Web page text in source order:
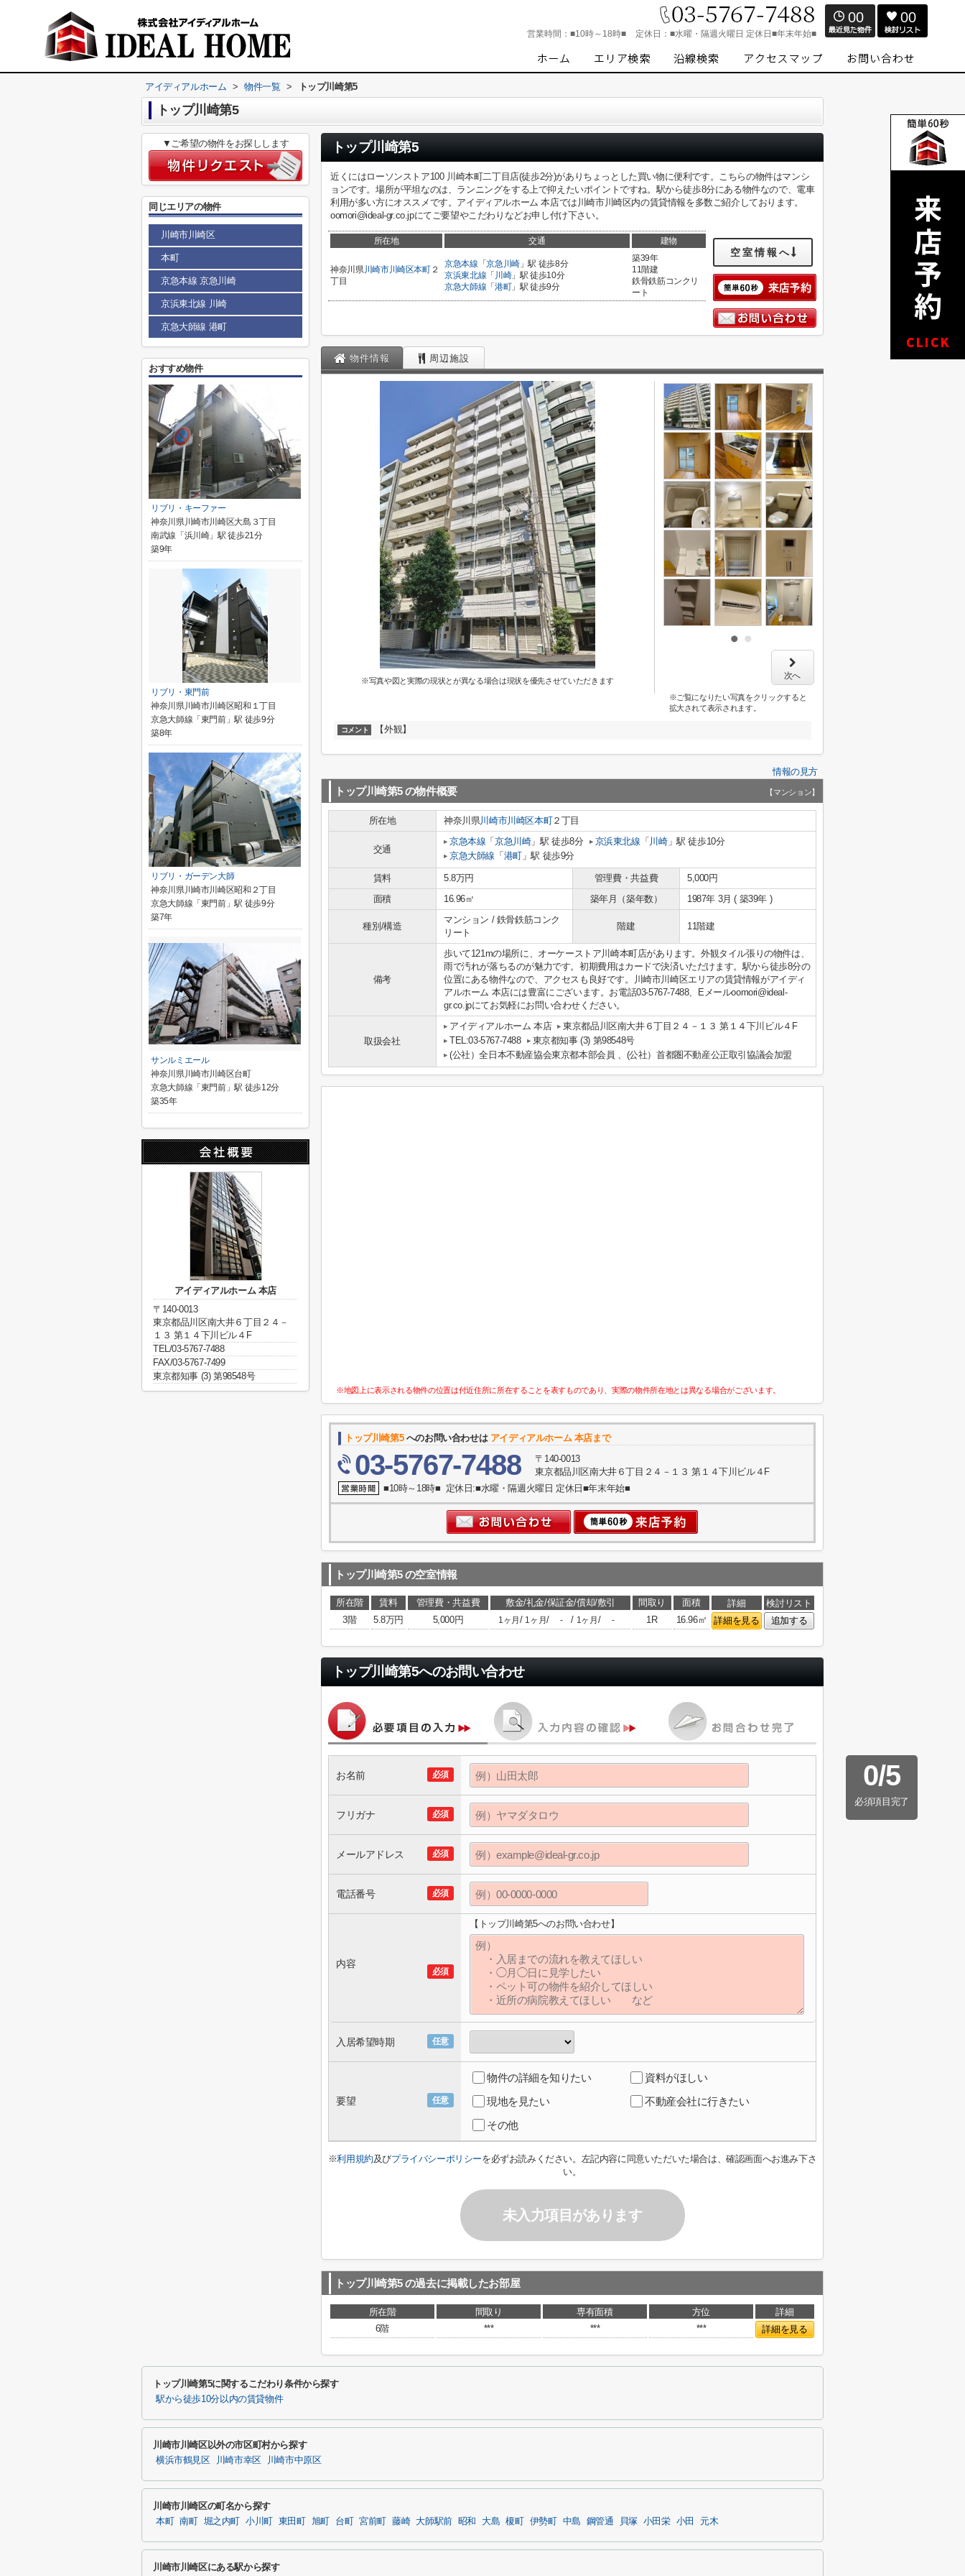
営業時間： ■10時～18時■ 定休日： ■水曜・隔週火曜日 定休日■年末年始■
00 00
アイディアルホーム > 物件一覧 > トップ川崎第5
トップ川崎第5
トップ川崎第5
近くにはローソンストア100 川崎本町二丁目店(徒歩2分)がありちょっとした買い物に便利です。こちらの物件はマンシ
ョンです。場所が平坦なのは、ランニングをする上で抑えたいポイントですね。駅から徒歩8分にある物件なので、電車
利用が多い方にオススメです。アイディアルホーム 本店では川崎市川崎区内の賃貸情報を多数ご紹介しております。
oomori@ideal-gr.co.jpにてご要望やこだわりなどお申し付け下さい。
所在地 交通 建物
神奈川県川崎市川崎区本町２
丁目
京急本線 「京急川崎」駅 徒歩8分
京浜東北線 「 川崎」駅 徒歩10分
京急大師線 「 港町」駅 徒歩9分
築39年
11階建
鉄骨鉄筋コンクリ
ート
空室情報へ
物件情報 周辺施設
※写真や図と実際の現状とが異なる場合は現状を優先させていただきます 次へ
※ご覧になりたい写真をクリックすると
拡大されて表示されます。
コメント 【外観】
情報の見方
トップ川崎第5の物件概要 【マンション】
所在地 神奈川県川崎市川崎区本町２丁目
交通
京急本線 「京急川崎」駅 徒歩8分 京浜東北線 「 川崎」駅 徒歩10分
京急大師線 「 港町」駅 徒歩9分
賃料 5.8万円 管理費・共益費
5,000円
面積
16.96㎡ 築年月（築年数） 1987年 3月 ( 築39年 )
種別/構造
マンション / 鉄骨鉄筋コンク
リート
階建 11階建
備考
歩いて121mの場所に、オーケーストア川崎本町店があります。外観タイル張りの物件は、
雨で汚れが落ちるのが魅力です。初期費用はカードで決済いただけます。駅から徒歩8分の
位置にある物件なので、アクセスも良好です。川崎市川崎区エリアの賃貸情報がアイディ
アルホーム 本店には豊富にございます。お電話03-5767-7488、Eメールoomori@ideal-
gr.co.jpにてお気軽にお問い合わせください。
取扱会社
アイディアルホーム 本店
東京都品川区南大井６丁目２４－１３ 第１４下川ビル４F
TEL:03-5767-7488
東京都知事 (3) 第98548号
(公社）全日本不動産協会東京都本部会員 、(公社）首都圏不動産公正取引協議会加盟
※地図上に表示される物件の位置は付近住所に所在することを表すものであり、実際の物件所在地とは異なる場合がございます。
トップ川崎第5へのお問い合わせは アイディアルホーム 本店まで
03-5767-7488
〒140-0013
東京都品川区南大井６丁目２４－１３ 第１４下川ビル４F
■10時～18時■ 定休日:■水曜・隔週火曜日 定休日■年末年始■
トップ川崎第5の空室情報
所在階 賃料 管理費・共益費 敷金/礼金/保証金/償却/敷引 間取り 面積 詳細
検討リスト
3階
5.8万円 5,000円 1ヶ月/ 1ヶ月/ - / 1ヶ月 / - 1R 16.96㎡ 詳細を見る 追加する
トップ川崎第5へのお問い合わせ
0/5
必須項目完了
必須
お名前
必須
フリガナ
必須
メールアドレス
必須
電話番号
必須
内容
【トップ川崎第5へのお問い合わせ】
任意
入居希望時期
任意
要望
物件の詳細を知りたい
資料がほしい
現地を見たい
不動産会社に行きたい
その他
※利用規約及びプライバシーポリシーを必ずお読みください。左記内容に同意いただいた場合は、確認画面へお進み下さ
い。
未入力項目があります
トップ川崎第5の過去に掲載したお部屋
所在階 間取り 専有面積 方位
詳細
6階
*** *** *** 詳細を見る
▼ご希望の物件をお探しします
同じエリアの物件
川崎市川崎区
本町
京急本線 京急川崎
京浜東北線 川崎
京急大師線 港町
おすすめ物件
リブリ・キーファー
神奈川県川崎市川崎区大島３丁目
南武線「浜川崎」駅 徒歩21分
築9年
リブリ・東門前
神奈川県川崎市川崎区昭和１丁目
京急大師線「東門前」駅 徒歩9分
築8年
リブリ・ガーデン大師
神奈川県川崎市川崎区昭和２丁目
京急大師線「東門前」駅 徒歩9分
築7年
サンルミエール
神奈川県川崎市川崎区台町
京急大師線「東門前」駅 徒歩12分
築35年
アイディアルホーム 本店
〒140-0013
東京都品川区南大井６丁目２４－
１３ 第１４下川ビル４F
TEL/03-5767-7488
FAX/03-5767-7499
東京都知事 (3) 第98548号
トップ川崎第5に関するこだわり条件から探す
駅から徒歩10分以内の賃貸物件
川崎市川崎区以外の市区町村から探す
横浜市鶴見区 川崎市幸区 川崎市中原区
川崎市川崎区の町名から探す
本町 南町 堀之内町 小川町 東田町 旭町 台町 宮前町 藤崎 大師駅前 昭和 大島 榎町 伊勢町 中島 鋼管通 貝塚 小田栄 小田 元木
川崎市川崎区にある駅から探す